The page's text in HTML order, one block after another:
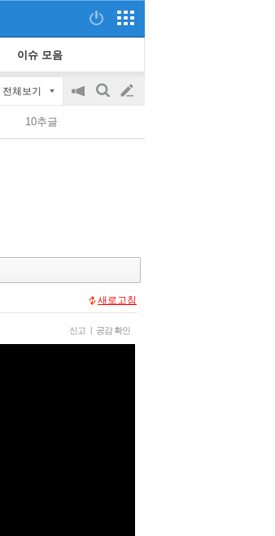
이슈 모음
전체보기
공
on/off
검
글
쓰
10추글
새로고침
신고 | 공감 확인